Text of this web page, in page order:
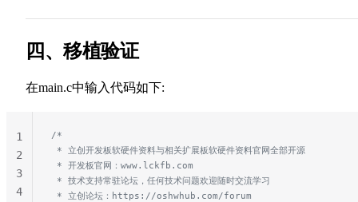
四、移植验证
在main.c中输入代码如下:
/*
* 立创开发板软硬件资料与相关扩展板软硬件资料官网全部开源
* 开发板官网：www.lckfb.com
* 技术支持常驻论坛，任何技术问题欢迎随时交流学习
* 立创论坛：https://oshwhub.com/forum
1
2
3
4